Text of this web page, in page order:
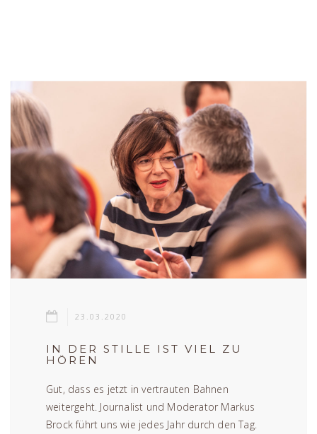
23.03.2020
IN DER STILLE IST VIEL ZU
HÖREN
Gut, dass es jetzt in vertrauten Bahnen
weitergeht. Journalist und Moderator Markus
Brock führt uns wie jedes Jahr durch den Tag.